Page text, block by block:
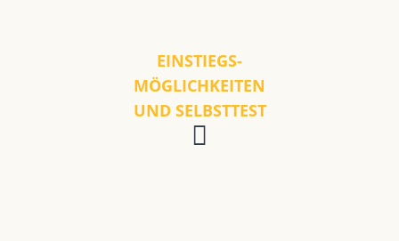
EINSTIEGS-
MÖGLICHKEITEN
UND SELBSTTEST